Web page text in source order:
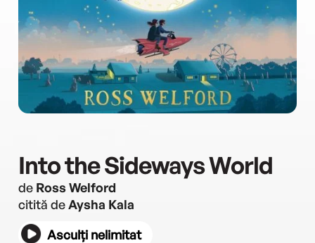
Into the Sideways World
de Ross Welford
citită deAysha Kala
Asculți nelimitat